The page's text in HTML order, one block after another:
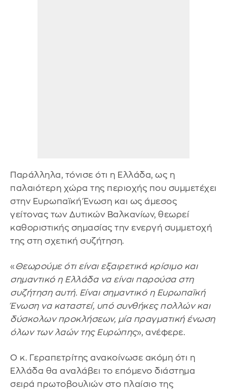
Παράλληλα, τόνισε ότι η Ελλάδα, ως η
παλαιότερη χώρα της περιοχής που συμμετέχει
στην Ευρωπαϊκή Ένωση και ως άμεσος
γείτονας των Δυτικών Βαλκανίων, θεωρεί
καθοριστικής σημασίας την ενεργή συμμετοχή
της στη σχετική συζήτηση.
« Θεωρούμε ότι είναι εξαιρετικά κρίσιμο και
σημαντικό η Ελλάδα να είναι παρούσα στη
συζήτηση αυτή. Είναι σημαντικό η Ευρωπαϊκή
Ένωση να καταστεί, υπό συνθήκες πολλών και
δύσκολων προκλήσεων, μία πραγματική ένωση
όλων των λαών της Ευρώπης», ανέφερε.
Ο κ. Γεραπετρίτης ανακοίνωσε ακόμη ότι η
Ελλάδα θα αναλάβει το επόμενο διάστημα
σειρά πρωτοβουλιών στο πλαίσιο της